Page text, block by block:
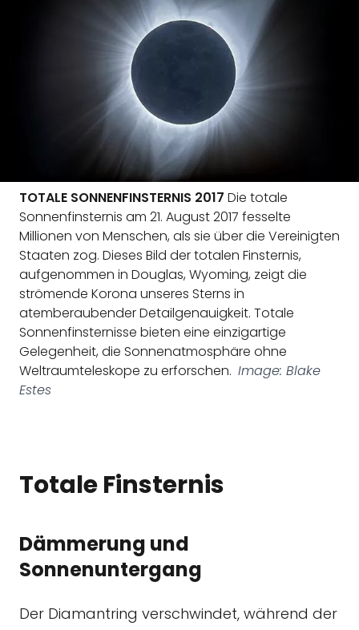
TOTALE SONNENFINSTERNIS 2017 Die totale
Sonnenfinsternis am 21. August 2017 fesselte
Millionen von Menschen, als sie über die Vereinigten
Staaten zog. Dieses Bild der totalen Finsternis,
aufgenommen in Douglas, Wyoming, zeigt die
strömende Korona unseres Sterns in
atemberaubender Detailgenauigkeit. Totale
Sonnenfinsternisse bieten eine einzigartige
Gelegenheit, die Sonnenatmosphäre ohne
Weltraumteleskope zu erforschen. Image: Blake
Estes
Totale Finsternis
Dämmerung und
Sonnenuntergang
Der Diamantring verschwindet, während der